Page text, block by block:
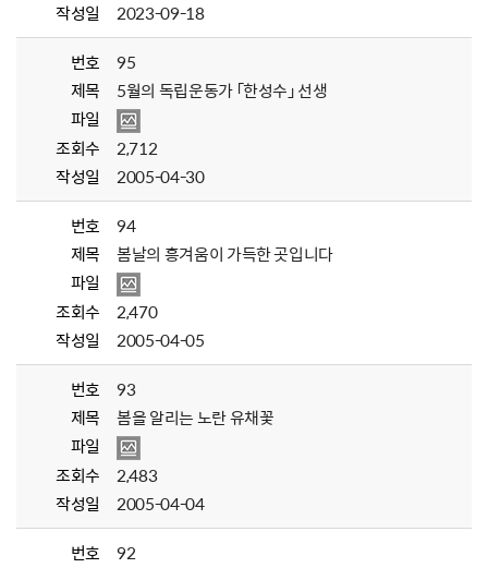
작성일
2023-09-18
번호
95
제목
5월의 독립운동가 「한성수」 선생
파일
조회수
2,712
작성일
2005-04-30
번호
94
제목
봄날의 흥겨움이 가득한 곳입니다
파일
조회수
2,470
작성일
2005-04-05
번호
93
제목
봄을 알리는 노란 유채꽃
파일
조회수
2,483
작성일
2005-04-04
번호
92